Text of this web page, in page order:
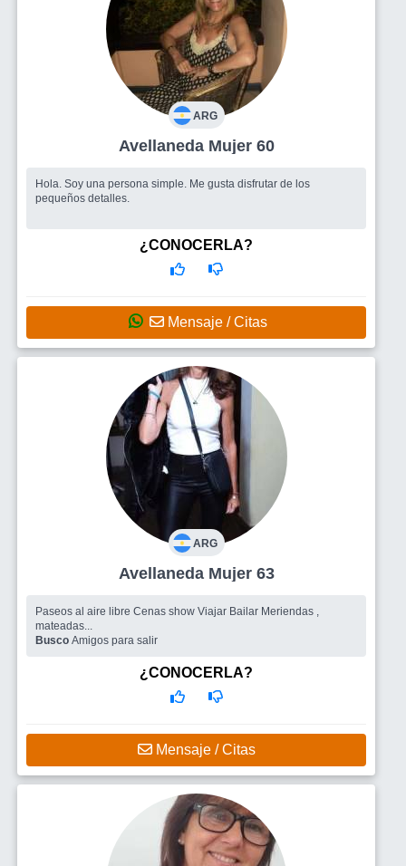
ARG
Avellaneda Mujer 60
Hola. Soy una persona simple. Me gusta disfrutar de los
pequeños detalles.
¿CONOCERLA?
Mensaje / Citas
ARG
Avellaneda Mujer 63
Paseos al aire libre Cenas show Viajar Bailar Meriendas ,
mateadas...
Busco Amigos para salir
¿CONOCERLA?
Mensaje / Citas